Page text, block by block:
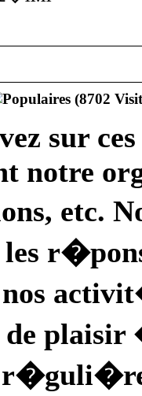
sur
notre
etc.
de